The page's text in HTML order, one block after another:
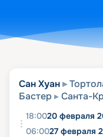
Сан Хуан
Бастер
Санта-
18:0020 февраля
06:0027 февраля